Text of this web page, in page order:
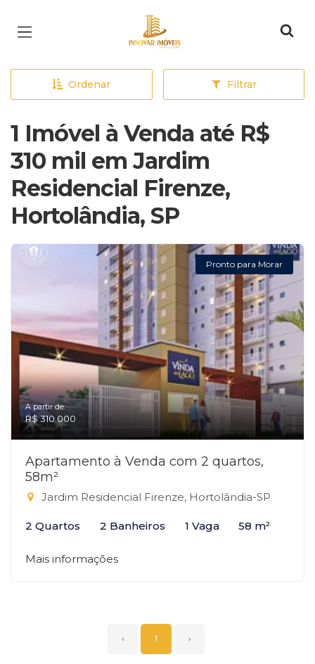
Página inicial
Ordenar Filtrar
1 Imóvel à Venda até R$
310 mil em Jardim
Residencial Firenze,
Hortolândia, SP
Pronto para Morar
A partir de:
R$ 310.000
Apartamento à Venda com 2 quartos,
58m²
Jardim Residencial Firenze, Hortolândia-SP
2 Quartos 2 Banheiros 1 Vaga 58 m²
Mais informações
‹ 1 ›